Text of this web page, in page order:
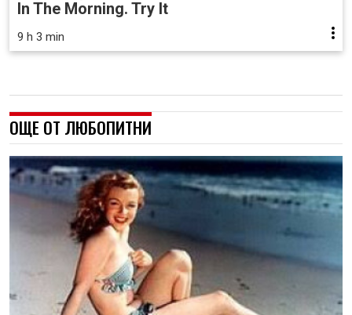
In The Morning. Try It
9 h 3 min
ОЩЕ ОТ ЛЮБОПИТНИ